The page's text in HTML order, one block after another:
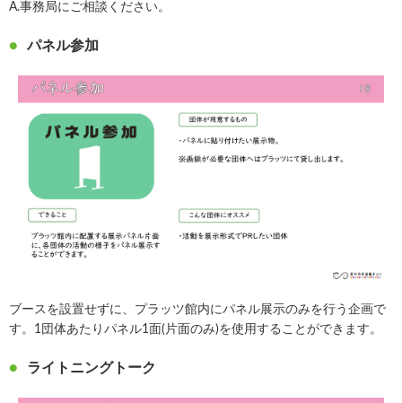
A.事務局にご相談ください。
パネル参加
ブースを設置せずに、プラッツ館内にパネル展示のみを行う企画で
す。1団体あたりパネル1面(片面のみ)を使用することができます。
ライトニングトーク